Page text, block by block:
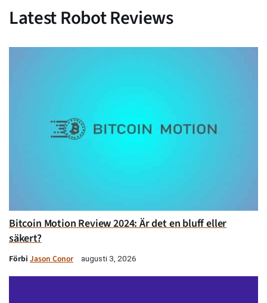
Latest Robot Reviews
Bitcoin Motion Review 2024: Är det en bluff eller
säkert?
Förbi Jason Conor augusti 3, 2026